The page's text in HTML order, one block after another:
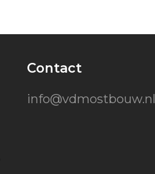
Contact
info@vdmostbouw.nl